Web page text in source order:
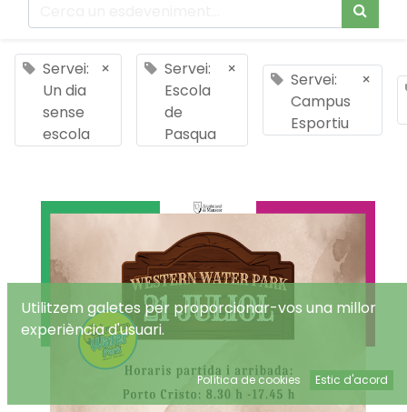
Servei:
Un dia
sense
escola
×
Servei:
Escola
de
Pasqua
×
Servei:
Campus
Esportiu
×
Utilitzem galetes per proporcionar-vos una millor
experiència d'usuari.
Política de cookies Estic d'acord